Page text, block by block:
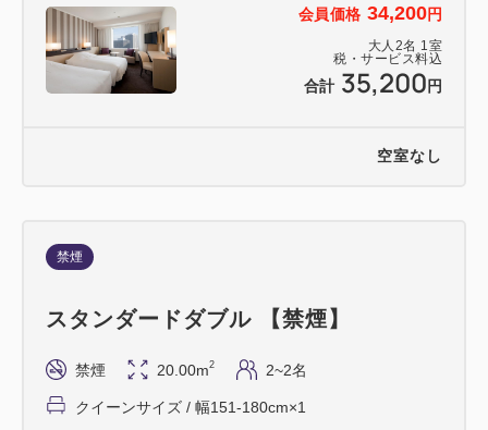
※指定外の駐車場をご利用の場合、大阪ステーション
シティ駐車場へのお車のご移動をお願いすることがご
ざいます。
テルでは負担いたしかねますので、あらかじめご了承
会員価格 34,200円
大人 2名 1 室
税・サービス料込
合計 35,200 円
空室なし
禁煙
スタンダードダブル 【禁煙】
禁煙 20.00m2 2~2名
クイーンサイズ / 幅151-180cm×1